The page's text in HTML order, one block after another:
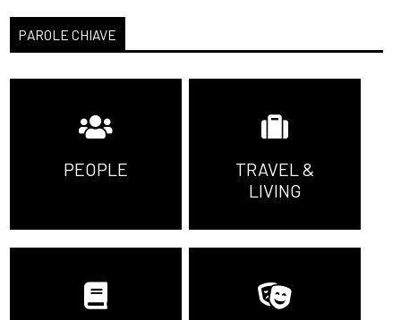
PAROLE CHIAVE
PEOPLE
TRAVEL &
LIVING